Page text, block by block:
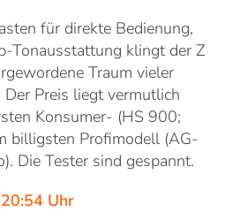
für direkte Bedienung,
Tonausstattung klingt der Z
Traum vieler
Der Preis liegt vermutlich
Konsumer- (HS 900;
billigsten Profimodell (AG-
Die Tester sind gespannt.
Uhr